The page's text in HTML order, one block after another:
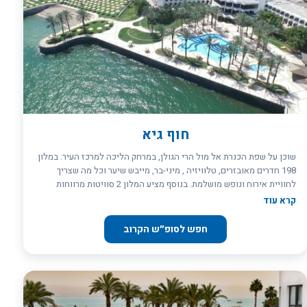
הקיץ - בתוספת מוזיקת רקע או די.ג`יי הבית להשלמת האווירה. כל
האטרקציות במקום אחד מלון המלך שלמה טבריה מציע לכם קרבה לשלל
האטרקציות הקיימות בטבריה והסביבה. במלון בריכת שחייה חצי אולימפית
ובריכת פעוטות (בעונה), שתיהן טובלות במדשאות וירק. ספא המלון –
הספא המרהיב שופץ לאחרונה וכולל חדרי טיפולים עם צוות מעסים
מקצועיים, סאונה, ג`קוזי וחדר כושר. עוד במלון תוכלו למצוא: אודיטוריום
עד 250 מקומות ישיבה, חדרי ישיבות ואולמות כנסים. בית קפה חלבי בלובי
המלון, מועדון ילדים פעיל בחגים ובחודשי הקיץ, שירותי שמרטפות, כביסה
חוף גיא
שוכן על שפת הכנרת אל מול הרי הגולן, במרחק הליכה למרכז העיר. במלון
198 חדרים מאובזרים, טלוויזיה , מיני-בר, מייבש שיער וכל מה שצריך
לחוויית אירוח ונופש מושלמת. בנוסף מציע המלון 2 סוויטות מרווחות
ומעוצבות המשקיפות לנופה הקסום של הכנרת. לובי רחב ומפואר עם
קרא עוד
חפש לסופ״ש הקרוב